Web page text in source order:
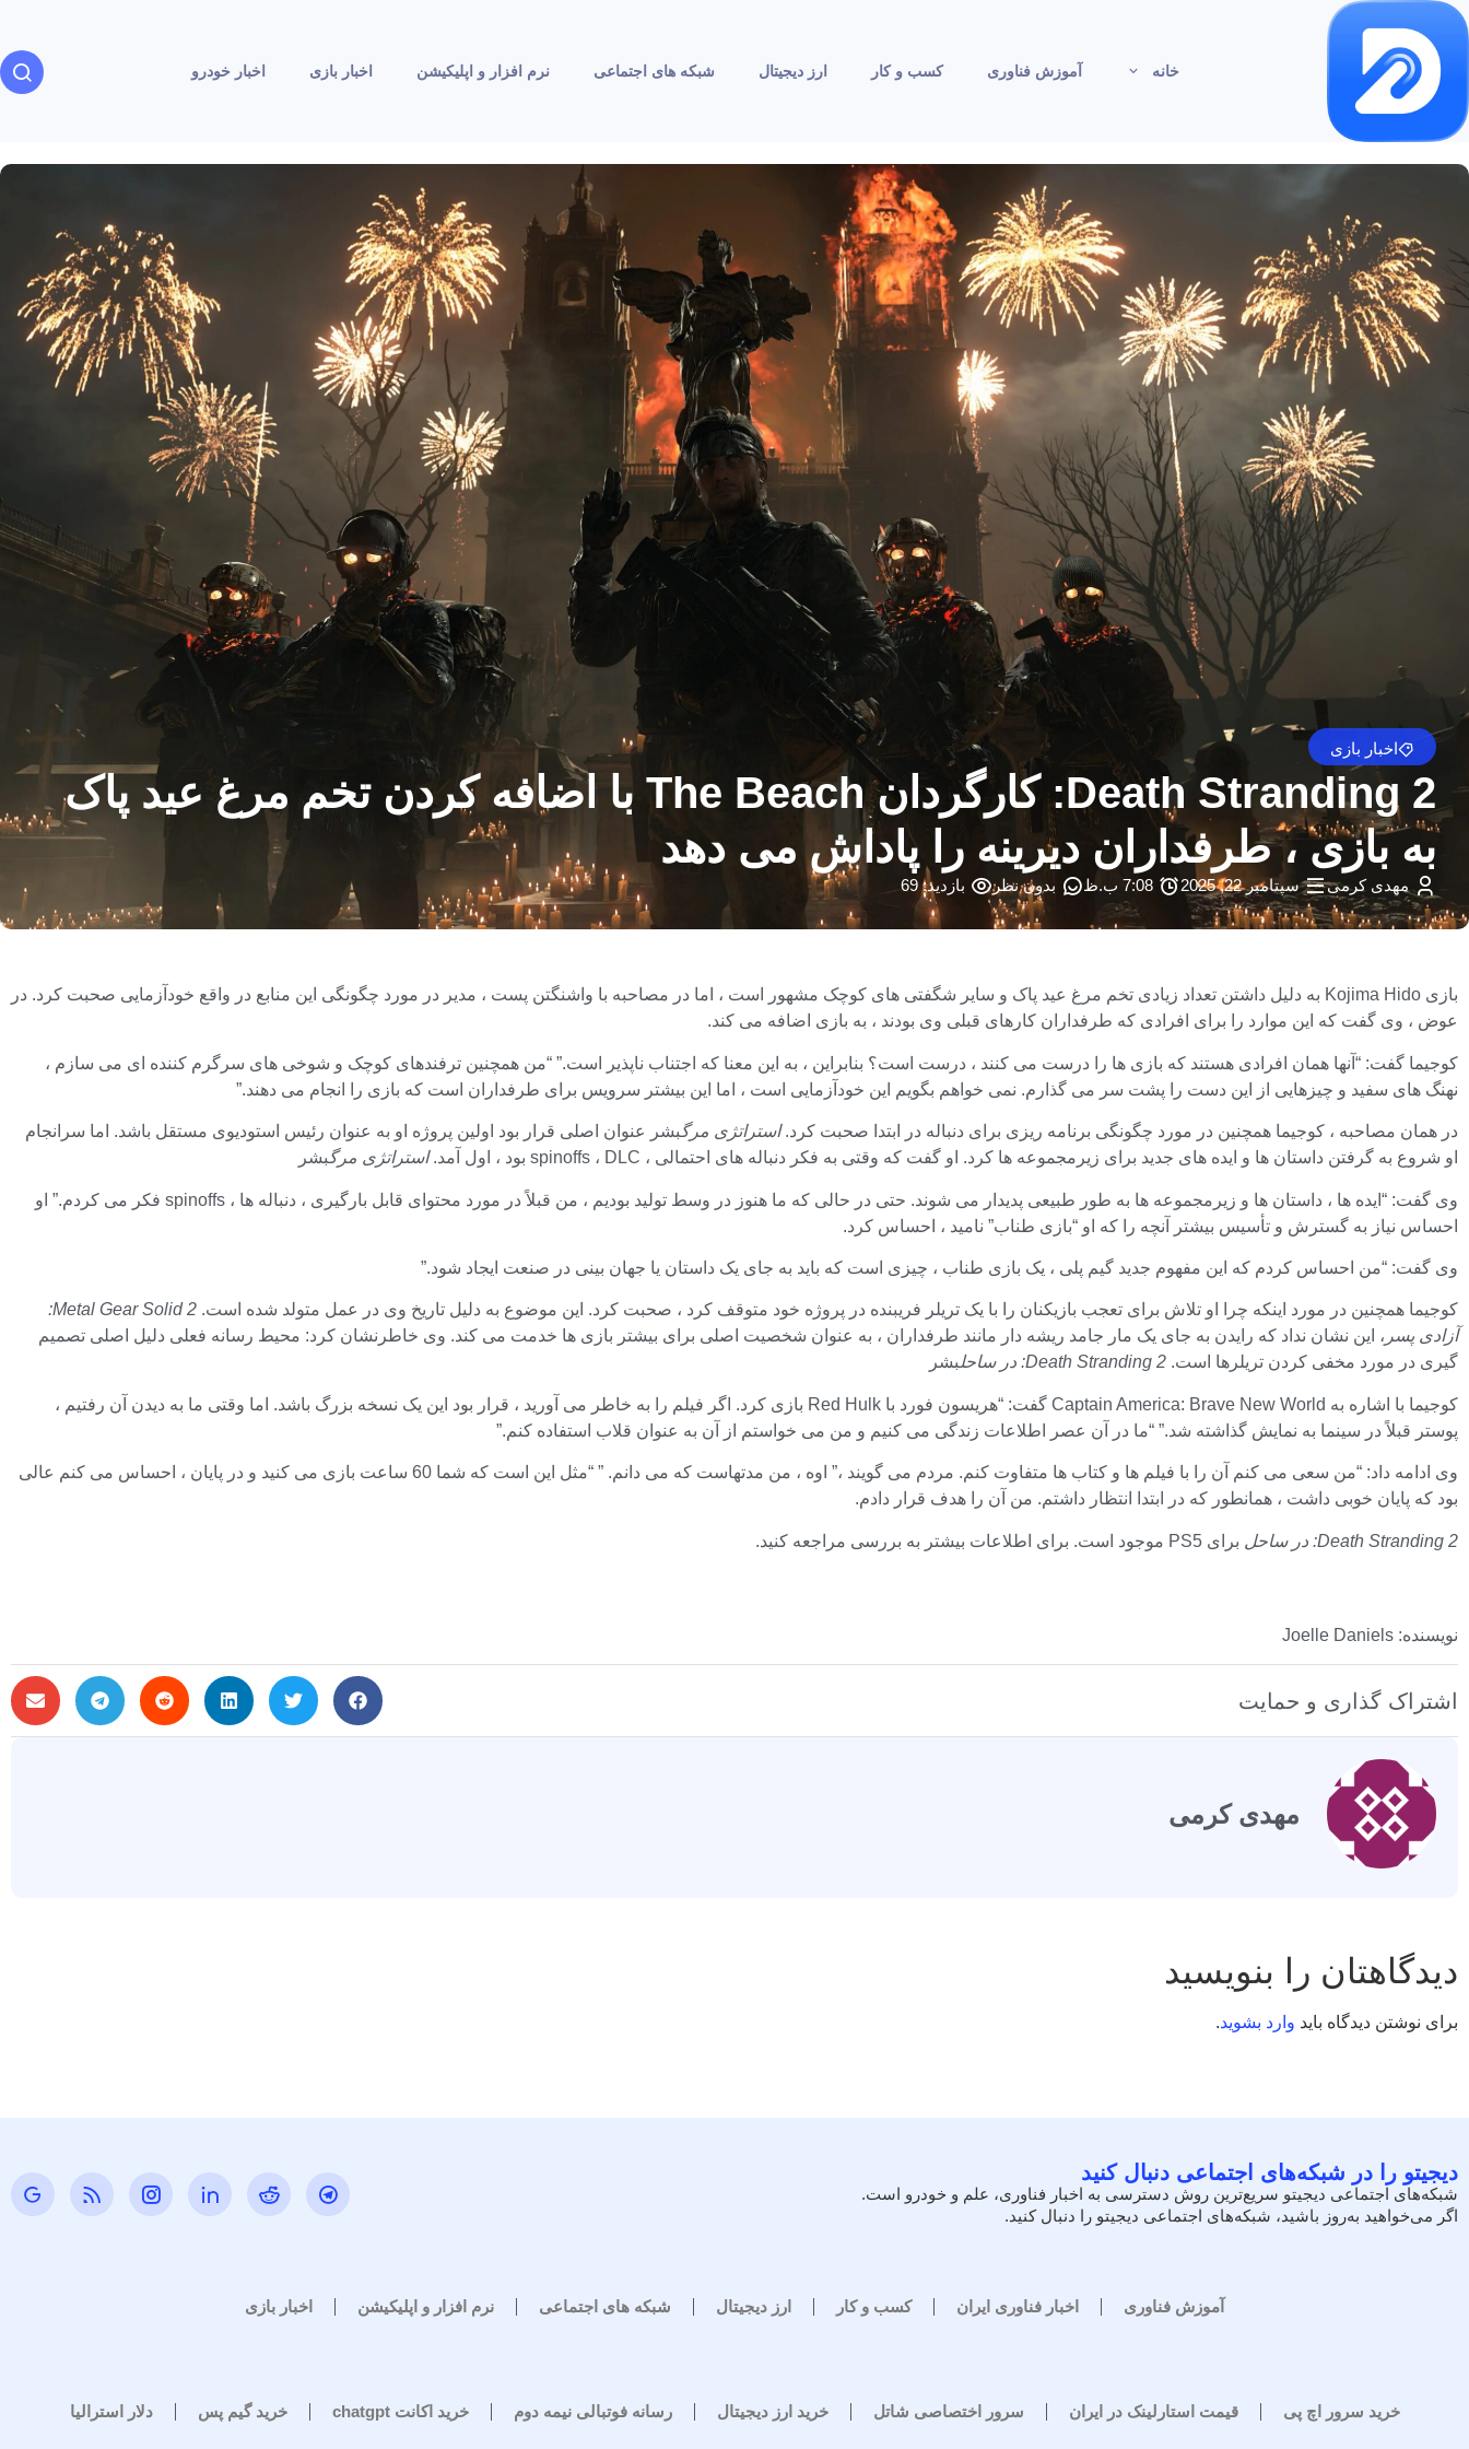
خانه آموزش فناوری کسب و کار ارز دیجیتال شبکه های اجتماعی نرم افزار و اپلیکیشن اخبار بازی اخبار خودرو
اخبار بازی
Death Stranding 2: کارگردان The Beach با اضافه کردن تخم مرغ عید پاک
به بازی ، طرفداران دیرینه را پاداش می دهد
مهدی کرمی سپتامبر 22, 2025 7:08 ب.ظ بدون نظر بازدید: 69
بازی Kojima Hido به دلیل داشتن تعداد زیادی تخم مرغ عید پاک و سایر شگفتی های کوچک مشهور است ، اما در مصاحبه با واشنگتن پست ، مدیر در مورد چگونگی این منابع در واقع خودآزمایی صحبت کرد. در
عوض ، وی گفت که این موارد را برای افرادی که طرفداران کارهای قبلی وی بودند ، به بازی اضافه می کند.
کوجیما گفت: “آنها همان افرادی هستند که بازی ها را درست می کنند ، درست است؟ بنابراین ، به این معنا که اجتناب ناپذیر است.” “من همچنین ترفندهای کوچک و شوخی های سرگرم کننده ای می سازم ،
نهنگ های سفید و چیزهایی از این دست را پشت سر می گذارم. نمی خواهم بگویم این خودآزمایی است ، اما این بیشتر سرویس برای طرفداران است که بازی را انجام می دهند.”
در همان مصاحبه ، کوجیما همچنین در مورد چگونگی برنامه ریزی برای دنباله در ابتدا صحبت کرد.استراتژی مرگبشر عنوان اصلی قرار بود اولین پروژه او به عنوان رئیس استودیوی مستقل باشد. اما سرانجام
او شروع به گرفتن داستان ها و ایده های جدید برای زیرمجموعه ها کرد. او گفت که وقتی به فکر دنباله های احتمالی ، spinoffs ، DLC بود ، اول آمد.
استراتژی مرگبشر
وی گفت: “ایده ها ، داستان ها و زیرمجموعه ها به طور طبیعی پدیدار می شوند. حتی در حالی که ما هنوز در وسط تولید بودیم ، من قبلاً در مورد محتوای قابل بارگیری ، دنباله ها ، spinoffs فکر می کردم.” او
احساس نیاز به گسترش و تأسیس بیشتر آنچه را که او “بازی طناب” نامید ، احساس کرد.
وی گفت: “من احساس کردم که این مفهوم جدید گیم پلی ، یک بازی طناب ، چیزی است که باید به جای یک داستان یا جهان بینی در صنعت ایجاد شود.”
کوجیما همچنین در مورد اینکه چرا او تلاش برای تعجب بازیکنان را با یک تریلر فریبنده در پروژه خود متوقف کرد ، صحبت کرد. این موضوع به دلیل تاریخ وی در عمل متولد شده است.
Metal Gear Solid 2:
آزادی پسر ، این نشان نداد که رایدن به جای یک مار جامد ریشه دار مانند طرفداران ، به عنوان شخصیت اصلی برای بیشتر بازی ها خدمت می کند. وی خاطرنشان کرد: محیط رسانه فعلی دلیل اصلی تصمیم
گیری در مورد مخفی کردن تریلرها است. Death Stranding 2: در ساحل بشر
کوجیما با اشاره به Captain America: Brave New World گفت: “هریسون فورد با Red Hulk بازی کرد. اگر فیلم را به خاطر می آورید ، قرار بود این یک نسخه بزرگ باشد. اما وقتی ما به دیدن آن رفتیم ،
پوستر قبلاً در سینما به نمایش گذاشته شد.” “ما در آن عصر اطلاعات زندگی می کنیم و من می خواستم از آن به عنوان قلاب استفاده کنم.”
وی ادامه داد: “من سعی می کنم آن را با فیلم ها و کتاب ها متفاوت کنم. مردم می گویند ،” اوه ، من مدتهاست که می دانم. ” “مثل این است که شما 60 ساعت بازی می کنید و در پایان ، احساس می کنم عالی
بود که پایان خوبی داشت ، همانطور که در ابتدا انتظار داشتم. من آن را هدف قرار دادم.
Death Stranding 2: در ساحل برای PS5 موجود است. برای اطلاعات بیشتر به بررسی مراجعه کنید.
نویسنده: Joelle Daniels
اشتراک گذاری و حمایت
مهدی کرمی
دیدگاهتان را بنویسید
برای نوشتن دیدگاه باید وارد بشوید.
دیجیتو را در شبکه‌های اجتماعی دنبال کنید
شبکه‌های اجتماعی دیجیتو سریع‌ترین روش دسترسی به اخبار فناوری، علم و خودرو است.
اگر می‌خواهید به‌روز باشید، شبکه‌های اجتماعی دیجیتو را دنبال کنید.
آموزش فناوری اخبار فناوری ایران کسب و کار ارز دیجیتال شبکه های اجتماعی نرم افزار و اپلیکیشن اخبار بازی
خرید سرور اچ پی قیمت استارلینک در ایران سرور اختصاصی شاتل خرید ارز دیجیتال رسانه فوتبالی نیمه دوم خرید اکانت chatgpt خرید گیم پس دلار استرالیا